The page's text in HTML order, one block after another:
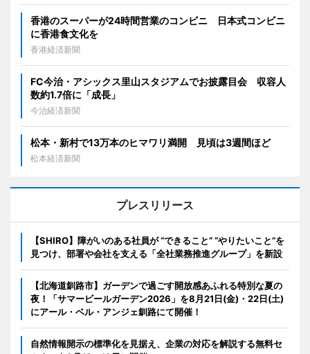
香港のスーパーが24時間営業のコンビニ 日本式コンビニ
に香港食文化を
香港経済新聞
FC今治・アシックス里山スタジアムでお披露目会 収容人
数約1.7倍に「成長」
今治経済新聞
松本・新村で13万本のヒマワリ満開 見頃は3週間ほど
松本経済新聞
プレスリリース
【SHIRO】障がいのある社員が “できること” “やりたいこと”を
見つけ、部署や会社を支える「全社業務推進グループ」を新設
【北海道釧路市】ガーデンで過ごす開放感あふれる特別な夏の
夜！「サマービールガーデン2026」を8月21日(金)・22日(土)
にアール・ベル・アンジェ釧路にて開催！
自然情報開示の標準化を見据え、企業の対応を解説する無料セ